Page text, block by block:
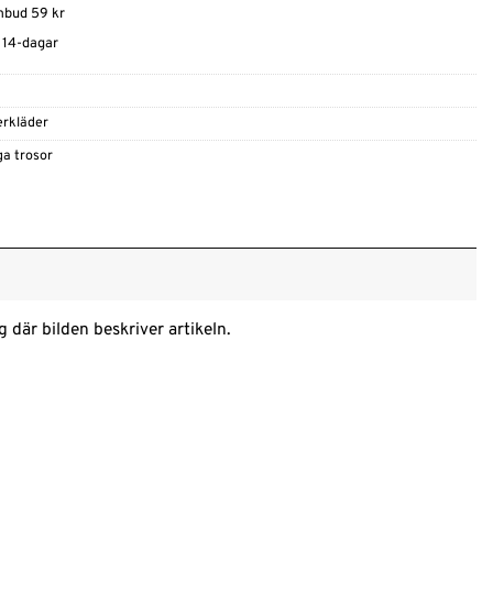
59 kr
dagar
trosor
där bilden beskriver artikeln.